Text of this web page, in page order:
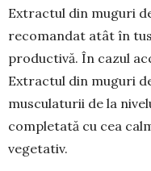
Extractul din muguri
recomandat atât în
productivă. În cazul
Extractul din muguri
musculaturii de la
completată cu cea
ve­ge­tativ.